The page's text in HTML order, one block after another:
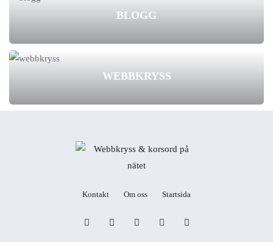
BLOGG
WEBBKRYSS
Kontakt Om oss Startsida